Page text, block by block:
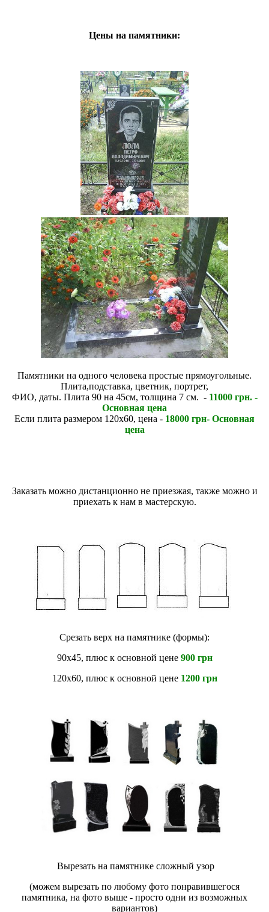
Цены на памятники:
Памятники на одного человека простые прямоугольные.
Плита,подставка, цветник, портрет,
ФИО, даты. Плита 90 на 45см, толщина 7 см. - 11000 грн. -
Основная цена
Если плита размером 120х60, цена - 18000 грн- Основная
цена
Заказать можно дистанционно не приезжая, также можно и
приехать к нам в мастерскую.
Срезать верх на памятнике (формы):
90х45, плюс к основной цене 900 грн
120х60, плюс к основной цене 1200 грн
Вырезать на памятнике сложный узор
(можем вырезать по любому фото понравившегося
памятника, на фото выше - просто одни из возможных
вариантов)